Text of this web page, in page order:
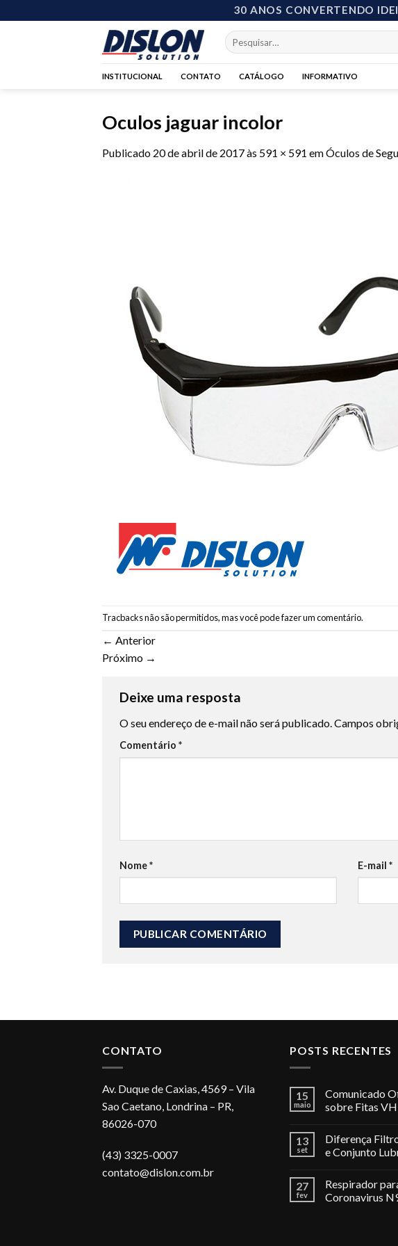
to
30 ANOS CONVERTENDO
Pesquisar
por:
INSTITUCIONAL CONTATO CATÁLOGO INFORMATIVO
Oculos jaguar incolor
Publicado 20 de abril de 2017às 591 × 591 emÓculos de
Tracbacks não são permitidos, mas você podefazer um comentário.
← Anterior
Próximo →
Deixe uma resposta
O seu endereço de e-mail não será publicado.Campos
Comentário *
Nome* E-mail*
CONTATO
Av. Duque de Caxias, 4569 – Vila
Sao Caetano, Londrina – PR,
86026-070
(43) 3325-0007
contato@dislon.com.br
POSTS RECENTES
15
maio
Comunicado
sobre Fitas
13
set
Diferença
e Conjunto
27
fev
Respirador
Coronavirus